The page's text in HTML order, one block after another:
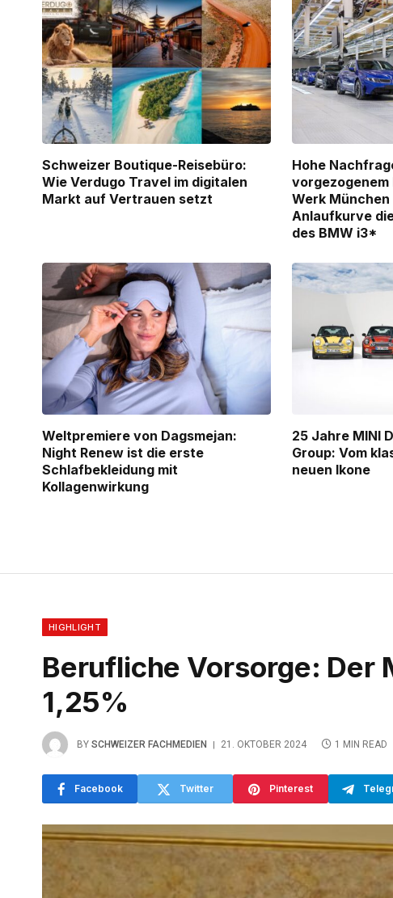
Schweizer Boutique-Reisebüro:
Wie Verdugo Travel im digitalen
Markt auf Vertrauen setzt
Hohe
Werk
Anlaufkurve
des BMW i3*
Weltpremiere von Dagsmejan:
Night Renew ist die erste
Schlafbekleidung mit
Kollagenwirkung
25 Jahre MINI
Group: Vom
neuen Ikone
HIGHLIGHT
Berufliche Vorsorge:
1,25%
BY SCHWEIZER FACHMEDIEN 21. OKTOBER 2024 1 MIN READ
Facebook Twitter Pinterest